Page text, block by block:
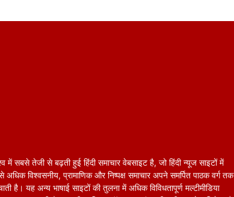
में सबसे तेजी से बढ़ती हुई हिंदी समाचार वेबसाइट है, जो हिंदी न्यूज साइटों में
अधिक विश्वसनीय, प्रामाणिक और निष्पक्ष समाचार अपने समर्पित पाठक वर्ग तक
है। यह अन्य भाषाई साइटों की तुलना में अधिक विविधतापूर्ण मल्टीमीडिया